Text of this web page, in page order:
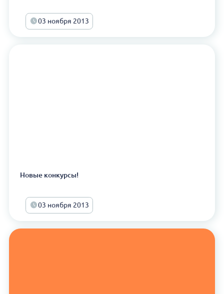
03 ноября 2013
Новые конкурсы!
03 ноября 2013